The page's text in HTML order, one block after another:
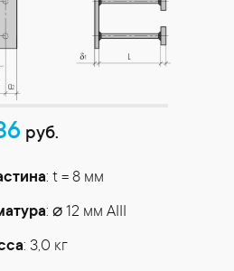
руб.
: t = 8 мм
: ⌀ 12 мм АIII
: 3,0 кг